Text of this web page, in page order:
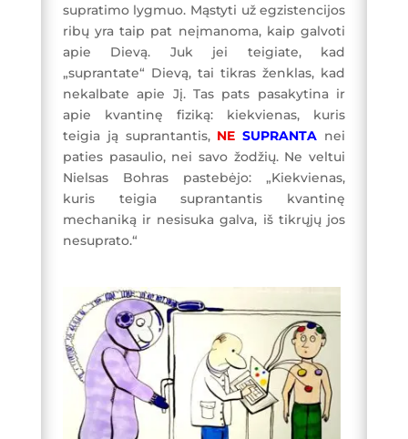
supratimo lygmuo. Mąstyti už egzistencijos
ribų yra taip pat neįmanoma, kaip galvoti
apie Dievą. Juk jei teigiate, kad
„suprantate“ Dievą, tai tikras ženklas, kad
nekalbate apie Jį. Tas pats pasakytina ir
apie kvantinę fiziką: kiekvienas, kuris
teigia ją suprantantis, NE SUPRANTA nei
paties pasaulio, nei savo žodžių. Ne veltui
Nielsas Bohras pastebėjo: „Kiekvienas,
kuris teigia suprantantis kvantinę
mechaniką ir nesisuka galva, iš tikrųjų jos
nesuprato.“